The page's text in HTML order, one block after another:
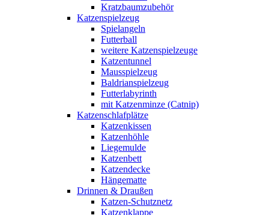
Kratzbaumzubehör
Katzenspielzeug
Spielangeln
Futterball
weitere Katzenspielzeuge
Katzentunnel
Mausspielzeug
Baldrianspielzeug
Futterlabyrinth
mit Katzenminze (Catnip)
Katzenschlafplätze
Katzenkissen
Katzenhöhle
Liegemulde
Katzenbett
Katzendecke
Hängematte
Drinnen & Draußen
Katzen-Schutznetz
Katzenklappe